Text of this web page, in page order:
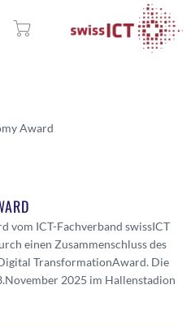
Award
vom ICT-Fachverband swissICT
einen Zusammenschluss des
TransformationAward. Die
2025 im Hallenstadion